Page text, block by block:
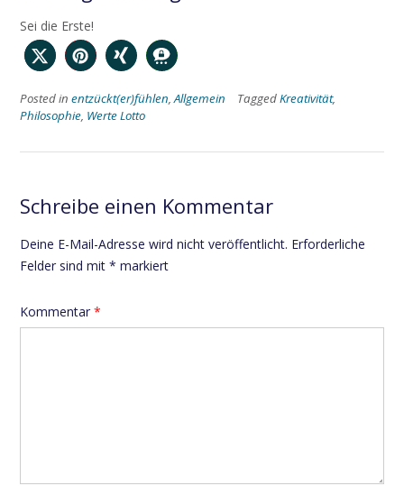
Sei die Erste!
Posted in entzückt(er)fühlen,Allgemein TaggedKreativität,
Philosophie, Werte Lotto
Schreibe einen Kommentar
Deine E-Mail-Adresse wird nicht veröffentlicht. Erforderliche
Felder sind mit * markiert
Kommentar *